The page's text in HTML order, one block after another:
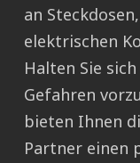
an
elektrischen
Halten Sie
Gefahren
bieten Ihnen
Partner einen